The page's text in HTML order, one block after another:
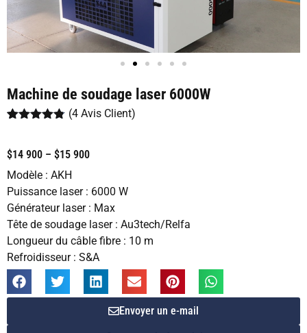
Machine de soudage laser 6000W
basé sur
notations
client
(4 Avis Client)
$14 900 – $15 900
Modèle : AKH
Puissance laser : 6000 W
Générateur laser : Max
Tête de soudage laser : Au3tech/Relfa
Longueur du câble fibre : 10 m
Refroidisseur : S&A
Envoyer un e-mail